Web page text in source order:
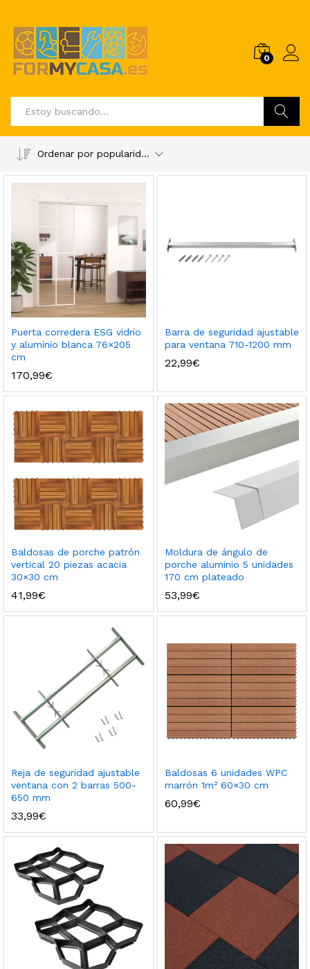
0
Ordenar por popularidad
Puerta corredera ESG vidrio
y aluminio blanca 76×205
cm
170,99€
Barra de seguridad ajustable
para ventana 710-1200 mm
22,99€
Baldosas de porche patrón
vertical 20 piezas acacia
30×30 cm
41,99€
Moldura de ángulo de
porche aluminio 5 unidades
170 cm plateado
53,99€
Reja de seguridad ajustable
ventana con 2 barras 500-
650 mm
33,99€
Baldosas 6 unidades WPC
marrón 1m² 60×30 cm
60,99€